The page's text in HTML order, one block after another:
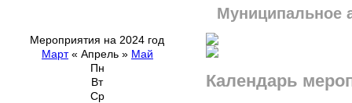
Муниципальное
Мероприятия на 2024 год
Март« Апрель » Май
Пн
Вт
Ср
Календарь